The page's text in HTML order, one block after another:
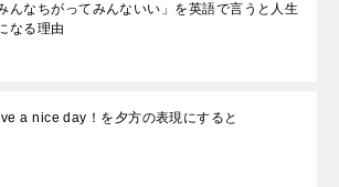
みんなちがってみんないい」を英語で言うと人生
なる理由
a nice day！を夕方の表現にすると